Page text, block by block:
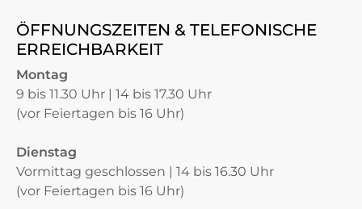
ÖFFNUNGSZEITEN & TELEFONISCHE
ERREICHBARKEIT
Montag
9 bis 11.30 Uhr | 14 bis 17.30 Uhr
(vor Feiertagen bis 16 Uhr)
Dienstag
Vormittag geschlossen | 14 bis 16.30 Uhr
(vor Feiertagen bis 16 Uhr)